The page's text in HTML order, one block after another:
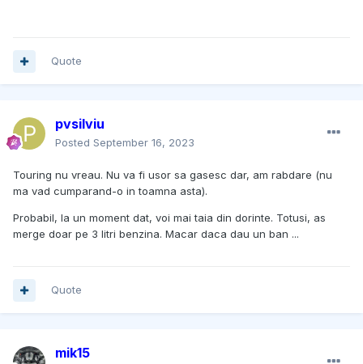
Quote
pvsilviu
Posted September 16, 2023
Touring nu vreau. Nu va fi usor sa gasesc dar, am rabdare (nu
ma vad cumparand-o in toamna asta).
Probabil, la un moment dat, voi mai taia din dorinte. Totusi, as
merge doar pe 3 litri benzina. Macar daca dau un ban ...
Quote
mik15